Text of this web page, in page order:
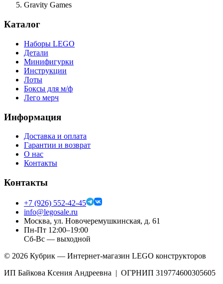
Gravity Games
Каталог
Наборы LEGO
Детали
Минифигурки
Инструкции
Лоты
Боксы для м/ф
Лего мерч
Информация
Доставка и оплата
Гарантии и возврат
О нас
Контакты
Контакты
+7 (926) 552-42-45
info@legosale.ru
Москва, ул. Новочеремушкинская, д. 61
Пн-Пт 12:00–19:00
Сб-Вс — выходной
© 2026 Кубрик — Интернет-магазин LEGO конструкторов
ИП Байкова Ксения Андреевна | ОГРНИП 319774600305605